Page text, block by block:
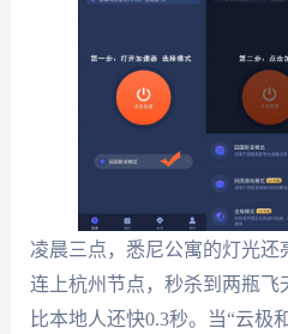
凌晨三点，悉尼公寓的灯光还
连上杭州节点，秒杀到两瓶
比本地人还快0.3秒。当“云极